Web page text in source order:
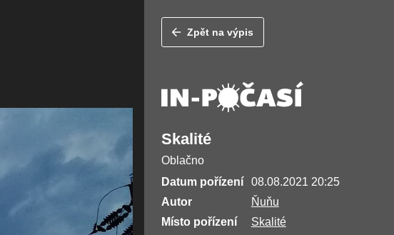
Zpět na výpis
Skalité
Oblačno
Datum pořízení
08.08.2021 20:25
Autor
Ňuňu
Místo pořízení
Skalité